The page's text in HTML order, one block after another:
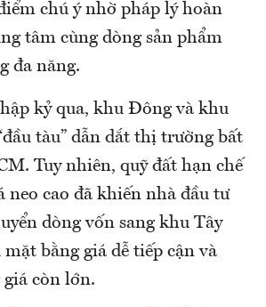
chú ý nhờ pháp lý hoàn
tâm cùng dòng sản phẩm
đa năng.
kỷ qua, khu Đông và khu
tàu” dẫn dắt thị trường bất
Tuy nhiên, quỹ đất hạn chế
neo cao đã khiến nhà đầu tư
dòng vốn sang khu Tây
bằng giá dễ tiếp cận và
còn lớn.